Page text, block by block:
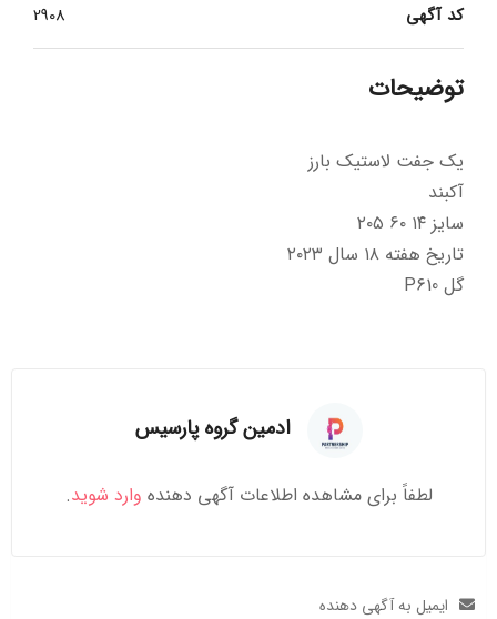
کد آگهی 2908
توضیحات
یک جفت لاستیک بارز
آکبند
سایز ۱۴ ۶۰ ۲۰۵
تاریخ هفته ۱۸ سال ۲۰۲۳
گل P610
ادمین گروه پارسیس
لطفاً برای مشاهده اطلاعات آگهی دهنده وارد شوید.
ایمیل به آگهی دهنده